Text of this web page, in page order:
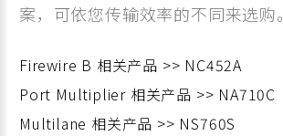
案，可依您传输效率的不同来选购。
Firewire B 相关产品 >> NC452A
Port Multiplier 相关产品 >> NA710C
Multilane 相关产品 >> NS760S